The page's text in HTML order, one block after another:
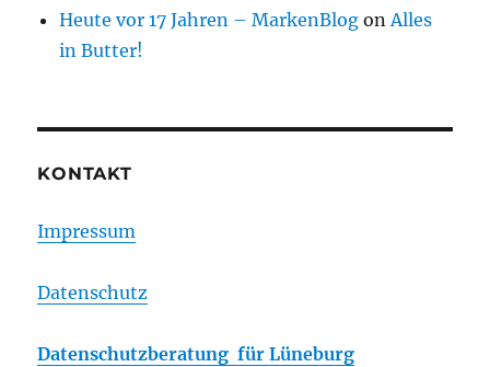
Heute vor 17 Jahren – MarkenBlog onAlles
in Butter!
KONTAKT
Impressum
Datenschutz
Datenschutzberatung für Lüneburg